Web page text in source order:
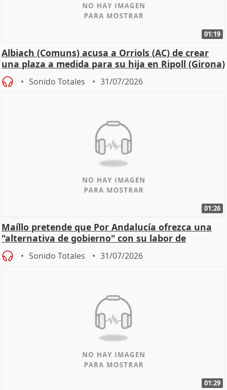
01:19
Albiach (Comuns) acusa a Orriols (AC) de crear
una plaza a medida para su hija en Ripoll (Girona)
Sonido Totales 31/07/2026
01:26
Maíllo pretende que Por Andalucía ofrezca una
"alternativa de gobierno" con su labor de
oposición
Sonido Totales 31/07/2026
01:29